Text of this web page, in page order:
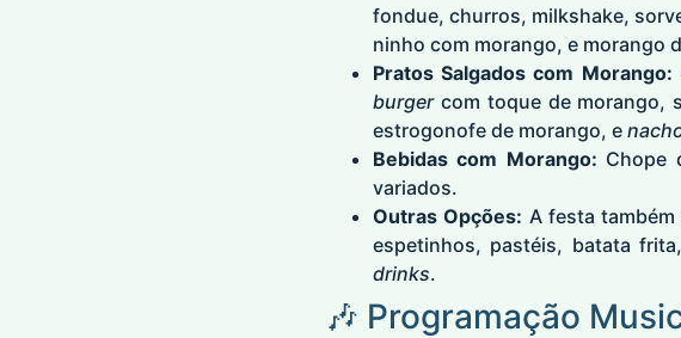
fondue, churros, milkshake,
ninho com morango, e morango
Pratos Salgados com Morango:
burgercom toque de morango,
estrogonofe de morango, e
Bebidas com Morango: Chope
variados.
Outras Opções: A festa
espetinhos, pastéis, batata
drinks.
🎶 Programação